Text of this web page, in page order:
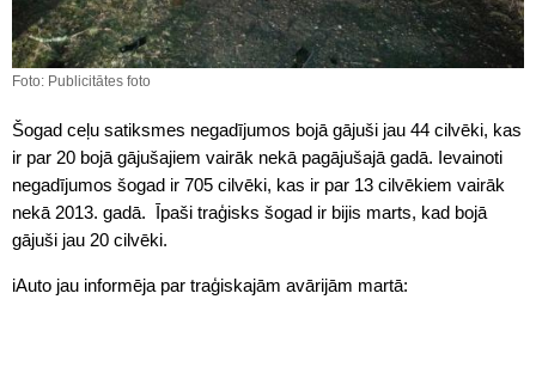
Foto: Publicitātes foto
Šogad ceļu satiksmes negadījumos bojā gājuši jau 44 cilvēki, kas
ir par 20 bojā gājušajiem vairāk nekā pagājušajā gadā. Ievainoti
negadījumos šogad ir 705 cilvēki, kas ir par 13 cilvēkiem vairāk
nekā 2013. gadā. Īpaši traģisks šogad ir bijis marts, kad bojā
gājuši jau 20 cilvēki.
iAuto jau informēja par traģiskajām avārijām martā: